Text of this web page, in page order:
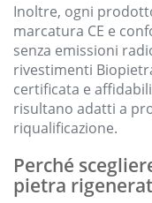
Inoltre, ogni
marcatura CE e
senza emissioni
rivestimenti
certificata e
risultano adatti a
riqualificazione.
Perché
pietra